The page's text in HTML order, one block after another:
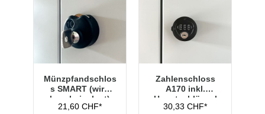
Münzpfandschlos
s SMART (wird
lose beigelegt)
21,60 CHF*
Zahlenschloss
A170 inkl.
Hauptschlüssel
Typ 1
30,33 CHF*